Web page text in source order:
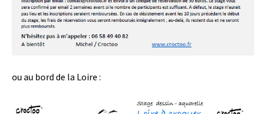
ou au bord de la Loire :